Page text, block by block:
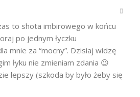
to shota imbirowego w końcu
po jednym łyczku
mnie za “mocny”. Dzisiaj widzę
łyku nie zmieniam zdania 😉
lepszy (szkoda by było żeby się